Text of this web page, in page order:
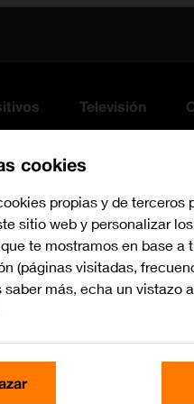
Televisión
cookies
propias y de terceros
sitio web y personalizar
te mostramos en base a
(páginas visitadas,
saber más, echa un vistazo